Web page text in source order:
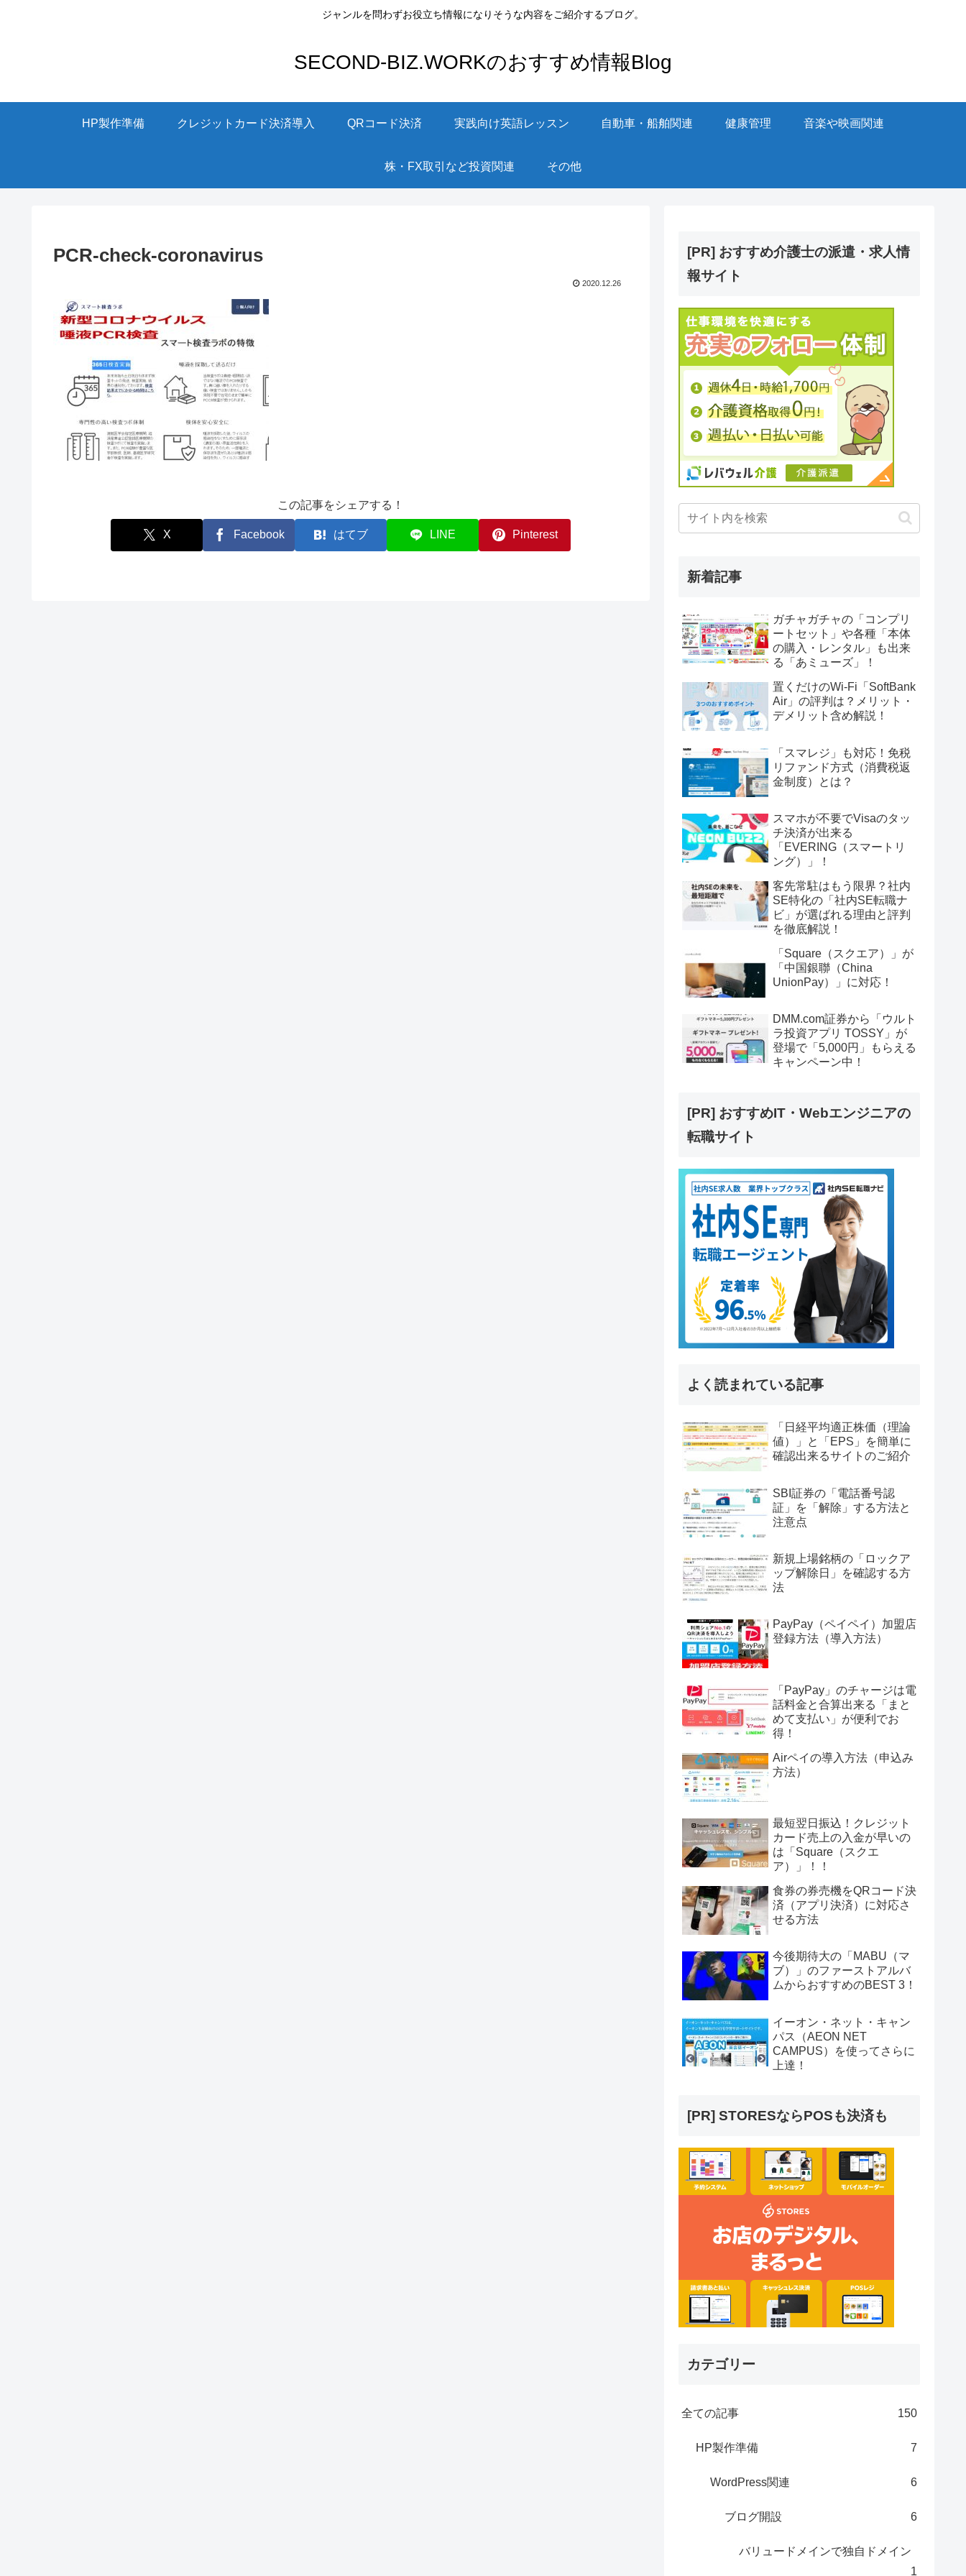
ジャンルを問わずお役立ち情報になりそうな内容をご紹介するブログ。
SECOND-BIZ.WORKのおすすめ情報Blog
HP製作準備 クレジットカード決済導入 QRコード決済 実践向け英語レッスン 自動車・船舶関連 健康管理 音楽や映画関連
株・FX取引など投資関連 その他
PCR-check-coronavirus
2020.12.26
この記事をシェアする！
X Facebook はてブ LINE Pinterest
[PR] おすすめ介護士の派遣・求人情
報サイト
新着記事
ガチャガチャの「コンプリ
ートセット」や各種「本体
の購入・レンタル」も出来
る「あミューズ」！
置くだけのWi-Fi「SoftBank
Air」の評判は？メリット・
デメリット含め解説！
「スマレジ」も対応！免税
リファンド方式（消費税返
金制度）とは？
スマホが不要でVisaのタッ
チ決済が出来る
「EVERING（スマートリ
ング）」！
客先常駐はもう限界？社内
SE特化の「社内SE転職ナ
ビ」が選ばれる理由と評判
を徹底解説！
「Square（スクエア）」が
「中国銀聯（China
UnionPay）」に対応！
DMM.com証券から「ウルト
ラ投資アプリ TOSSY」が
登場で「5,000円」もらえる
キャンペーン中！
[PR] おすすめIT・Webエンジニアの
転職サイト
よく読まれている記事
「日経平均適正株価（理論
値）」と「EPS」を簡単に
確認出来るサイトのご紹介
SBI証券の「電話番号認
証」を「解除」する方法と
注意点
新規上場銘柄の「ロックア
ップ解除日」を確認する方
法
PayPay（ペイペイ）加盟店
登録方法（導入方法）
「PayPay」のチャージは電
話料金と合算出来る「まと
めて支払い」が便利でお
得！
Airペイの導入方法（申込み
方法）
最短翌日振込！クレジット
カード売上の入金が早いの
は「Square（スクエ
ア）」！！
食券の券売機をQRコード決
済（アプリ決済）に対応さ
せる方法
今後期待大の「MABU（マ
ブ）」のファーストアルバ
ムからおすすめのBEST 3！
イーオン・ネット・キャン
パス（AEON NET
CAMPUS）を使ってさらに
上達！
[PR] STORESならPOSも決済も
カテゴリー
全ての記事 150
HP製作準備 7
WordPress関連 6
ブログ開設 6
バリュードメインで独自ドメイン
1